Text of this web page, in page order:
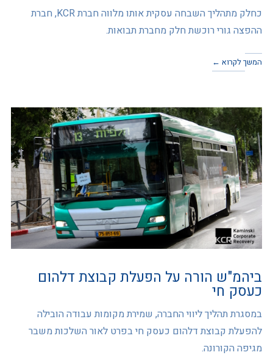
כחלק מתהליך השבחה עסקית אותו מלווה חברת KCR, חברת
ההפצה גורי רוכשת חלק מחברת תבואות.
המשך לקרוא ←
ביהמ"ש הורה על הפעלת קבוצת דלהום
כעסק חי
במסגרת תהליך ליווי החברה, שמירת מקומות עבודה הובילה
להפעלת קבוצת דלהום כעסק חי בפרט לאור השלכות משבר
מגיפה הקורונה.